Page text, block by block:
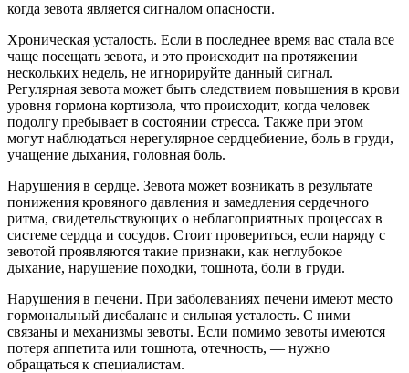
когда зевота является сигналом опасности.
Хроническая усталость. Если в последнее время вас стала все
чаще посещать зевота, и это происходит на протяжении
нескольких недель, не игнорируйте данный сигнал.
Регулярная зевота может быть следствием повышения в крови
уровня гормона кортизола, что происходит, когда человек
подолгу пребывает в состоянии стресса. Также при этом
могут наблюдаться нерегулярное сердцебиение, боль в груди,
учащение дыхания, головная боль.
Нарушения в сердце. Зевота может возникать в результате
понижения кровяного давления и замедления сердечного
ритма, свидетельствующих о неблагоприятных процессах в
системе сердца и сосудов. Стоит провериться, если наряду с
зевотой проявляются такие признаки, как неглубокое
дыхание, нарушение походки, тошнота, боли в груди.
Нарушения в печени. При заболеваниях печени имеют место
гормональный дисбаланс и сильная усталость. С ними
связаны и механизмы зевоты. Если помимо зевоты имеются
потеря аппетита или тошнота, отечность, — нужно
обращаться к специалистам.